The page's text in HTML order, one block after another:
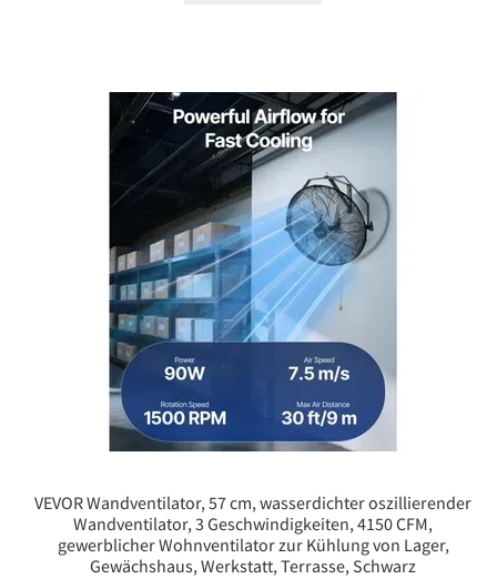
VEVOR Wandventilator, 57 cm, wasserdichter oszillierender
Wandventilator, 3 Geschwindigkeiten, 4150 CFM,
gewerblicher Wohnventilator zur Kühlung von Lager,
Gewächshaus, Werkstatt, Terrasse, Schwarz